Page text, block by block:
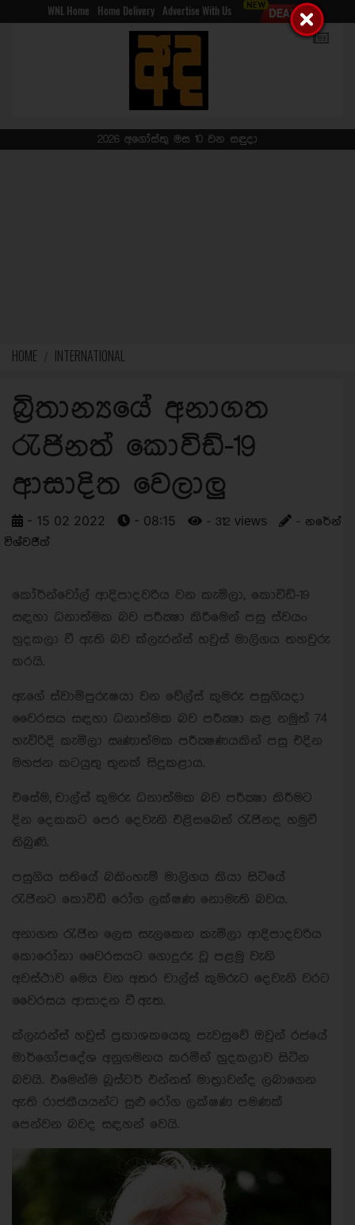
WNL Home Home Delivery Advertise With Us
2026 අගෝස්තු මස 10 වන සඳුදා
HOME INTERNATIONAL
බ්‍රිතාන්‍යයේ අනාගත
රැජිනත් කොවිඩ්-19
ආසාදිත වෙලාලු
- 15 02 2022 - 08:15 - 312 views
- නරේන්
විශ්වජීත්
කෝර්න්වෝල් ආදිපාදවරිය වන කැමිලා, කොවිඩ්-19
සඳහා ධනාත්මක බව පරීක්‍ෂා කිරීමෙන් පසු ස්වයං
හුදකලා වී ඇති බව ක්ලැරන්ස් හවුස් මාලිගය තහවුරු
කරයි.
ඇගේ ස්වාමිපුරුෂයා වන වේල්ස් කුමරු පසුගියදා
වෛරසය සඳහා ධනාත්මක බව පරීක්‍ෂා කළ නමුත් 74
හැවිරිදි කැමිලා ඍණාත්මක පරීක්‍ෂණයකින් පසු එදින
මහජන කටයුතු තුනක් සිදුකළාය.
එසේම, චාල්ස් කුමරු ධනාත්මක බව පරීක්‍ෂා කිරීමට
දින දෙකකට පෙර දෙවැනි එළිසබෙත් රැජිනද හමුවී
තිබුණි.
පසුගිය සතියේ බකිංහැම් මාලිගය කියා සිටියේ
රැජිනට කොවිඩ් රෝග ලක්ෂණ නොමැති බවය.
අනාගත රැජින ලෙස සැලකෙන කැමිලා ආදිපාදවරිය
කොරෝනා වෛරසයට ගොදුරු වූ පළමු වැනි
අවස්ථාව මෙය වන අතර චාල්ස් කුමරුට දෙවැනි වරට
වෛරසය ආසාදන වී ඇත.
ක්ලැරන්ස් හවුස් ප්‍රකාශකයෙකු පැවසුවේ ඔවුන් රජයේ
මාර්ගෝපදේශ අනුගමනය කරමින් හුදකලාව සිටින
බවයි. එමෙන්ම බූස්ටර් එන්නත් මාත්‍රාවන්ද ලබාගෙන
ඇති රාජකීයයන්ට සුළු රෝග ලක්ෂණ පමණක්
පෙන්වන බවද සඳහන් වෙයි.